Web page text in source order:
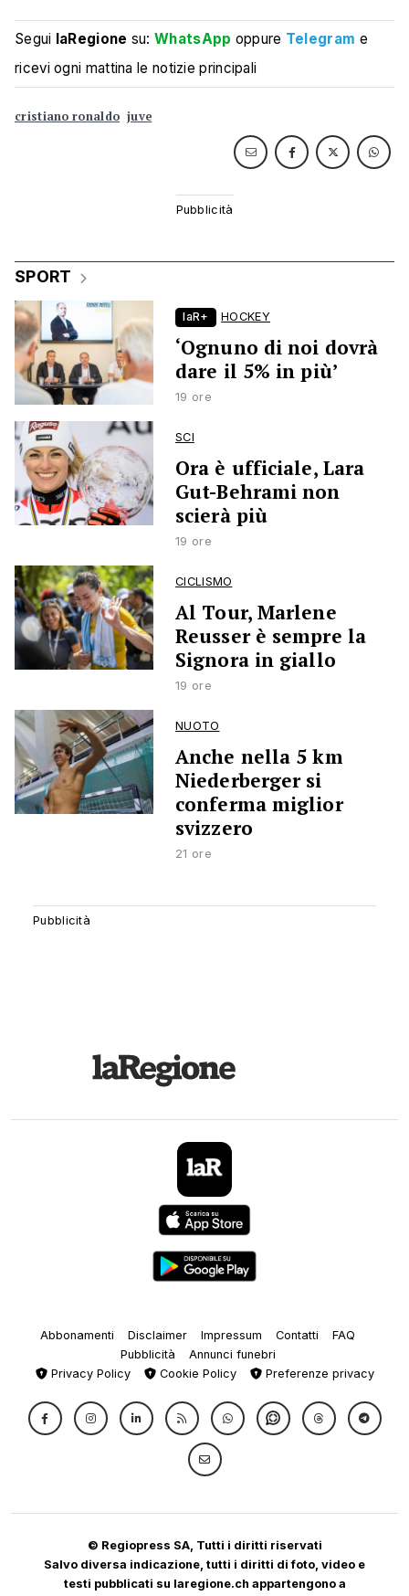
Segui laRegione su:WhatsApp oppure Telegram e
ricevi ogni mattina le notizie principali
cristiano ronaldo juve
SPORT
laR+ HOCKEY
‘Ognuno di noi dovrà
dare il 5% in più’
19 ore
SCI
Ora è ufficiale, Lara
Gut-Behrami non
scierà più
19 ore
CICLISMO
Al Tour, Marlene
Reusser è sempre la
Signora in giallo
19 ore
NUOTO
Anche nella 5 km
Niederberger si
conferma miglior
svizzero
21 ore
Abbonamenti Disclaimer Impressum Contatti
FAQ
Pubblicità
Annunci funebri
Privacy Policy
Cookie Policy Preferenze privacy
© Regiopress SA, Tutti i diritti riservati
Salvo diversa indicazione, tutti i diritti di foto, video e
testi pubblicati su laregione.ch appartengono a